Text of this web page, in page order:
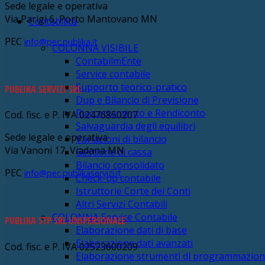
Contabilità
COLONNA VISIBILE
ContabilmEnte
Service contabile
Supporto teorico-pratico
Dup e Bilancio di Previsione
Riaccertamento e Rendiconto
Salvaguardia degli equilibri
Variazioni di bilancio
Gestione di cassa
Bilancio consolidato
Check-up contabile
Istruttorie Corte dei Conti
Altri Servizi Contabili
COLONNA Service Contabile
Elaborazione dati di base
Elaborazione dati avanzati
Elaborazione strumenti di
Sede legale e operativa
Via Parigi 6, Porto Mantovano MN
PEC info@pec.publika.it
PUBLIKA SERVIZI SRL
Cod. fisc. e P. IVA 02476850207
Sede legale e operativa
Via Vanoni 17, Viadana MN
PEC info@pec.publikaservizi.it
PUBLIKA STP SRL UNIPERSONALE
Cod. fisc. e P. IVA 02523600209